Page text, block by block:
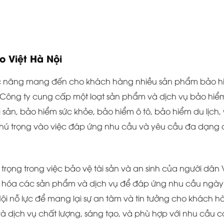
Việt Hà Nội
mang đến cho khách hàng nhiều sản phẩm bảo
ty cung cấp một loạt sản phẩm và dịch vụ bảo
bảo hiểm sức khỏe, bảo hiểm ô tô, bảo hiểm du lịch,
trọng vào việc đáp ứng nhu cầu và yêu cầu đa dạng
trong việc bảo vệ tài sản và an sinh của người dân
các sản phẩm và dịch vụ để đáp ứng nhu cầu ngày
nỗ lực để mang lại sự an tâm và tin tưởng cho khách
vụ chất lượng, sáng tạo, và phù hợp với nhu cầu